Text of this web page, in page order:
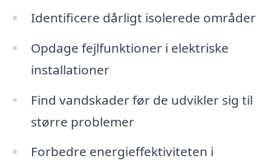
Identificere dårligt isolerede områder
Opdage fejlfunktioner i elektriske
installationer
Find vandskader før de udvikler sig til
større problemer
Forbedre energieffektiviteten i